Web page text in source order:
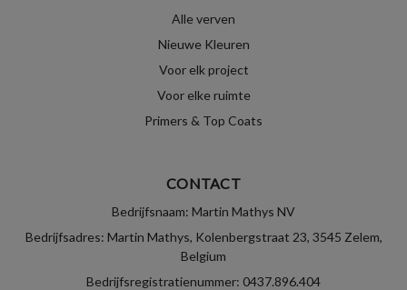
Alle verven
Nieuwe Kleuren
Voor elk project
Voor elke ruimte
Primers & Top Coats
CONTACT
Bedrijfsnaam: Martin Mathys NV
Bedrijfsadres: Martin Mathys, Kolenbergstraat 23, 3545 Zelem,
Belgium
Bedrijfsregistratienummer: 0437.896.404